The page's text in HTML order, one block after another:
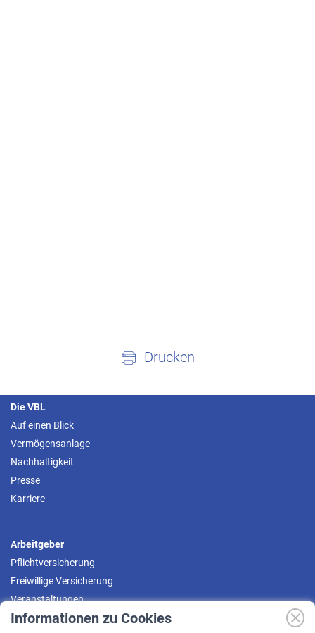
Informationen zu Cookies
Drucken
Die VBL
Auf einen Blick
Vermögensanlage
Nachhaltigkeit
Presse
Karriere
Arbeitgeber
Pflichtversicherung
Freiwillige Versicherung
Veranstaltungen